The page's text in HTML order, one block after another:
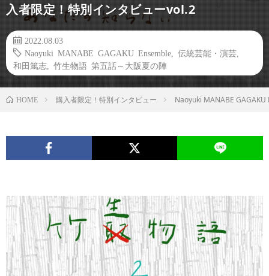
入者限定！特別インタビューvol.2
2022.08.03
Naoyuki MANABE GAGAKU Ensemble
伝統芸能・演芸
和田篤志
竹生物語 第五話～大阪夏の陣
HOME 購入者限定！特別インタビュー Naoyuki MANABE